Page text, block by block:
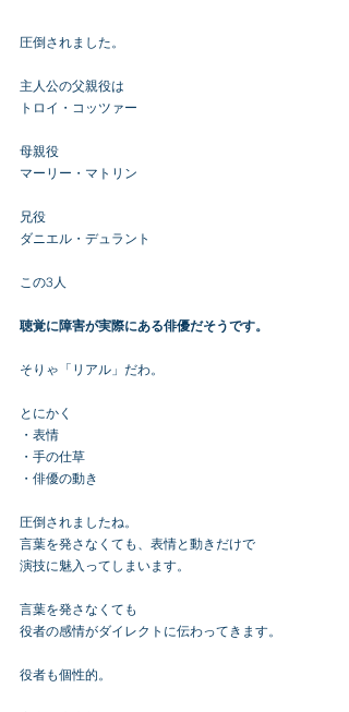
圧倒されました。
主人公の父親役は
トロイ・コッツァー
母親役
マーリー・マトリン
兄役
ダニエル・デュラント
この3人
聴覚に障害が実際にある俳優だそうです。
そりゃ「リアル」だわ。
とにかく
・表情
・手の仕草
・俳優の動き
圧倒されましたね。
言葉を発さなくても、表情と動きだけで
演技に魅入ってしまいます。
言葉を発さなくても
役者の感情がダイレクトに伝わってきます。
役者も個性的。